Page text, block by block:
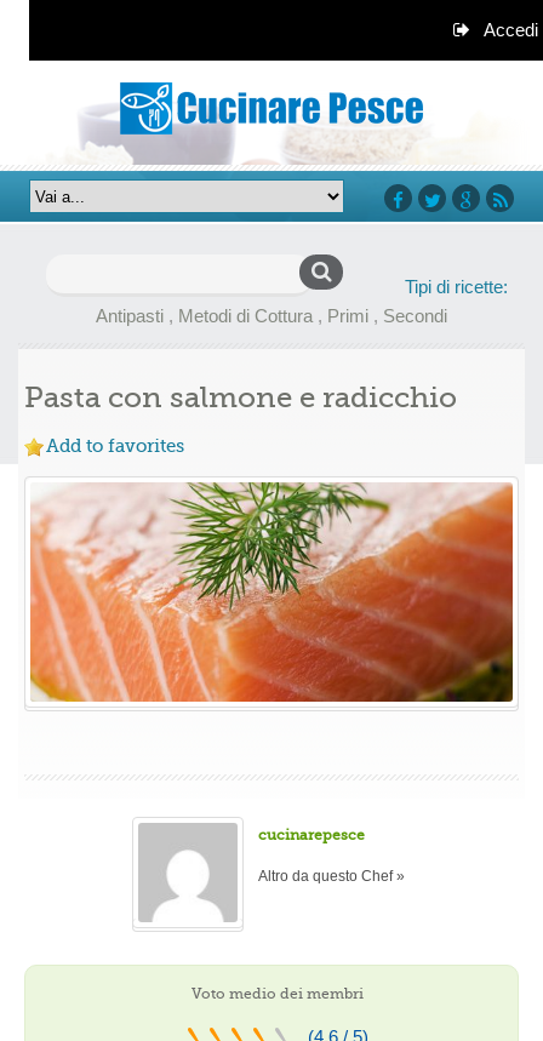
Accedi
Tipi di ricette:
Antipasti , Metodi di Cottura , Primi , Secondi
Pasta con salmone e radicchio
Add to favorites
cucinarepesce
Altro da questo Chef »
Voto medio dei membri